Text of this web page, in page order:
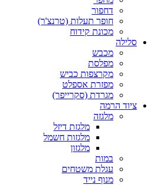
דחפור
חופר תעלות (טרנצ'ר)
מכונת קידוח
סלילה
מכבש
מפלסת
מקרצפות כביש
מפזרת אספלט
מגרדת (סקרייפר)
ציוד הרמה
מלגזה
מלגזת דיזל
מלגזות חשמל
מלגזון
במות
עגלת משטחים
מנוף נייד